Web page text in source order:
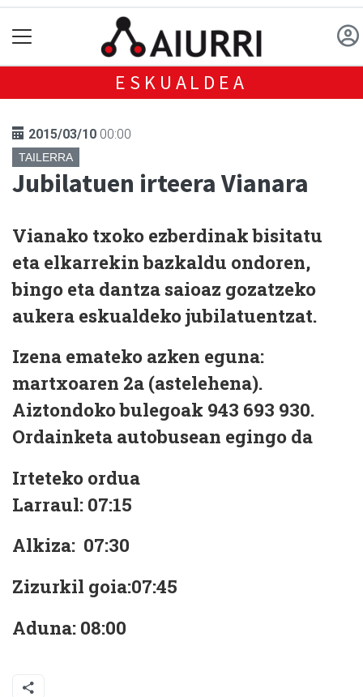
ESKUALDEA
2015/03/10 00:00
TAILERRA
Jubilatuen irteera Vianara
Vianako txoko ezberdinak bisitatu
eta elkarrekin bazkaldu ondoren,
bingo eta dantza saioaz gozatzeko
aukera eskualdeko jubilatuentzat.
Izena emateko azken eguna:
martxoaren 2a (astelehena).
Aiztondoko bulegoak 943 693 930.
Ordainketa autobusean egingo da
Irteteko ordua
Larraul: 07:15
Alkiza: 07:30
Zizurkil goia:07:45
Aduna: 08:00